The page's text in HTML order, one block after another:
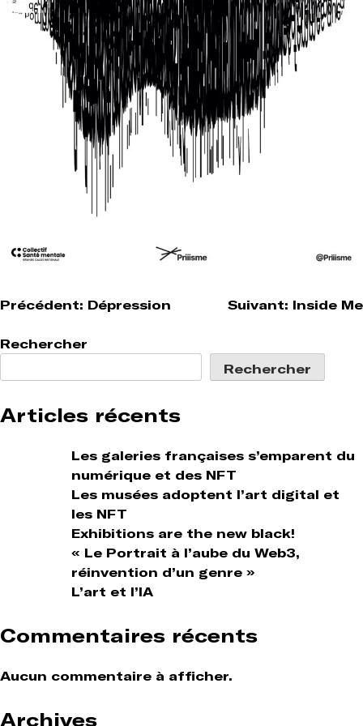
Navigation
de
Précédent: Dépression Suivant: Inside Me
Rechercher
Rechercher
Articles récents
Les galeries françaises s’emparent du
numérique et des NFT
Les musées adoptent l’art digital et
les NFT
Exhibitions are the new black!
« Le Portrait à l’aube du Web3,
réinvention d’un genre »
L’art et l’IA
Commentaires récents
Aucun commentaire à afficher.
Archives